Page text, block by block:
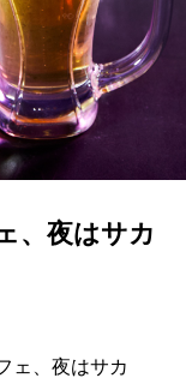
、夜はサカ
ェ、夜はサカ